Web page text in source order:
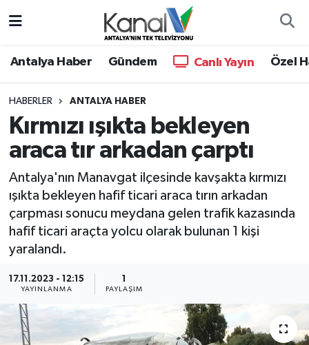
Antalya Haber Gündem Canlı Yayın Özel
HABERLER ANTALYA HABER
Kırmızı ışıkta bekleyen
araca tır arkadan çarptı
Antalya'nın Manavgat ilçesinde kavşakta kırmızı
ışıkta bekleyen hafif ticari araca tırın arkadan
çarpması sonucu meydana gelen trafik kazasında
hafif ticari araçta yolcu olarak bulunan 1 kişi
yaralandı.
17.11.2023 - 12:15
YAYINLANMA
1
PAYLAŞIM
Antalya Haber
Dünya
Eğitim
Ekonomi
Gündem
Haber Kuşakları
Haberler
Hava Durumu
Trafik Durumu
Süper Lig Puan Durumu ve Fikstür
Tüm Manşetler
Son Dakika Haberleri